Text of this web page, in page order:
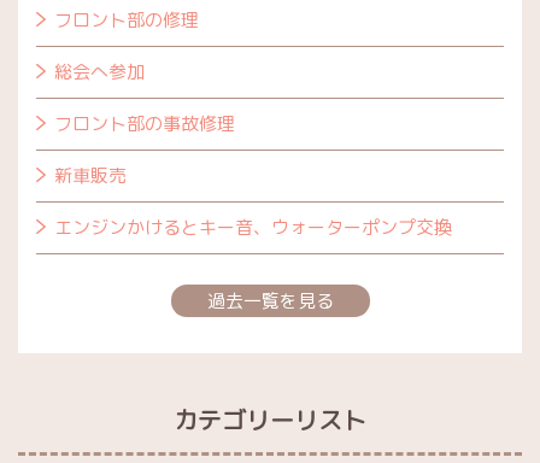
フロント部の修理
総会へ参加
フロント部の事故修理
新車販売
エンジンかけるとキー音、ウォーターポンプ交換
過去一覧を見る
カテゴリーリスト